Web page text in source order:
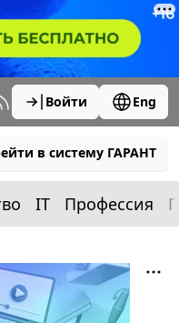
Войти Eng
в систему ГАРАНТ
IT Профессия